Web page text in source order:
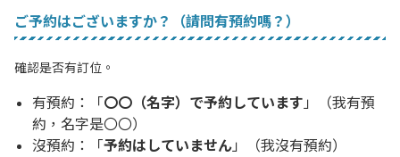
ご予約はございますか？（請問有預約嗎？）
確認是否有訂位。
有預約：「〇〇（名字）で予約しています 」（我有預
約，名字是〇〇）
沒預約：「予約はしていません」（我沒有預約）